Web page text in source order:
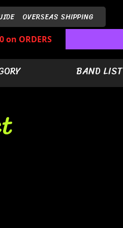
OVERSEAS SHIPPING
on ORDERS
BAND LIST